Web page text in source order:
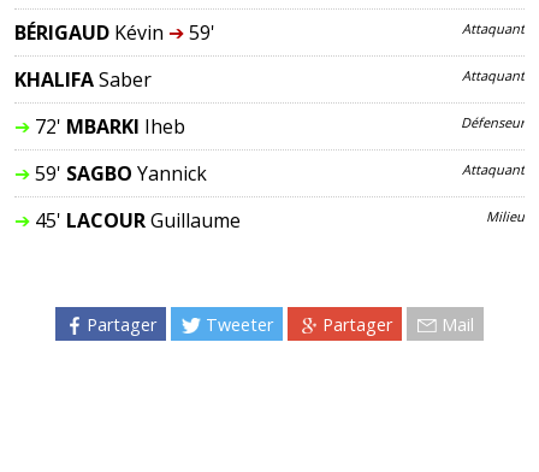
BÉRIGAUD Kévin ➔59' Attaquant
KHALIFASaber Attaquant
➔72' MBARKI Iheb Défenseur
➔59' SAGBO Yannick Attaquant
➔45' LACOURGuillaume Milieu
Partager Tweeter Partager Mail